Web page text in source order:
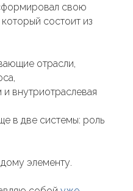
свою
состоит из
отрасли,
и внутриотраслевая
в две системы: роль
элементу.